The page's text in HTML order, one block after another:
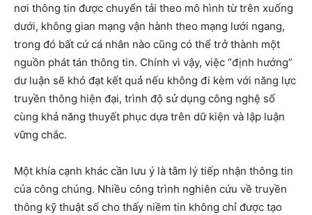
nơi thông tin được chuyển tải theo mô hình từ trên xuống
dưới, không gian mạng vận hành theo mạng lưới ngang,
trong đó bất cứ cá nhân nào cũng có thể trở thành một
nguồn phát tán thông tin. Chính vì vậy, việc “định hướng”
dư luận sẽ khó đạt kết quả nếu không đi kèm với năng lực
truyền thông hiện đại, trình độ sử dụng công nghệ số
cùng khả năng thuyết phục dựa trên dữ kiện và lập luận
vững chắc.
Một khía cạnh khác cần lưu ý là tâm lý tiếp nhận thông tin
của công chúng. Nhiều công trình nghiên cứu về truyền
thông kỹ thuật số cho thấy niềm tin không chỉ được tạo